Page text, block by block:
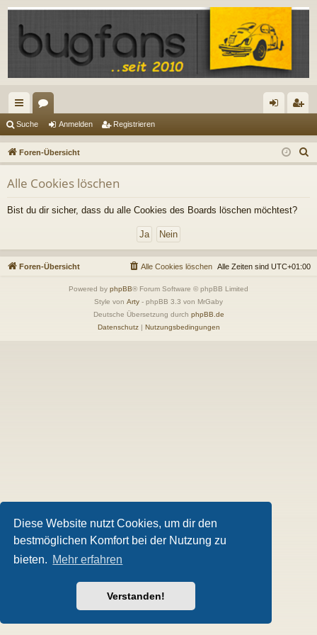
Diese Website nutzt Cookies, um dir den
bestmöglichen Komfort bei der Nutzung zu
bieten. Mehr erfahren
Verstanden!
ch
ne
llz
ug
riff
en m
el
n
ist
rie
Suche Anmelden Registrieren
Foren-Übersicht
u
Alle Cookies löschen
Bist du dir sicher, dass du alle Cookies des Boards löschen möchtest?
Foren-Übersicht Alle Zeiten sind UTC+01:00
Alle Cookies löschen
Powered by phpBB® Forum Software © phpBB Limited
Style von Arty - phpBB 3.3 von MrGaby
Deutsche Übersetzung durch phpBB.de
Datenschutz| Nutzungsbedingungen